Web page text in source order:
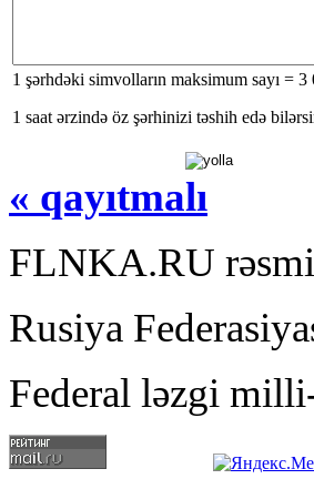
1 şərhdəki simvolların maksimum sayı = 3
1 saat ərzində öz şərhinizi təshih edə
« qayıtmalı
FLNKA.RU
Rusiya
Federal ləzgi